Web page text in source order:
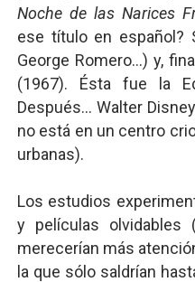
Noche de las Narices
ese título en español?
George Romero...) y,
(1967). Ésta fue la
Después... Walter
no está en un centro
urbanas).
Los estudios
y películas olvidables
merecerían más
la que sólo saldrían